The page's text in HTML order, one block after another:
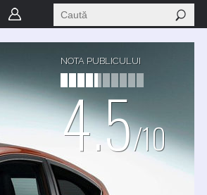
NOTA PUBLICULUI
4.5/10